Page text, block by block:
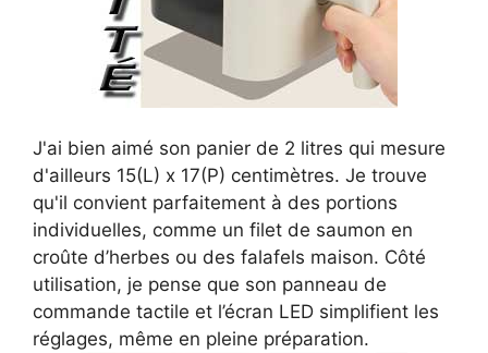
J'ai bien aimé son panier de 2 litres qui mesure
d'ailleurs 15(L) x 17(P) centimètres. Je trouve
qu'il convient parfaitement à des portions
individuelles, comme un filet de saumon en
croûte d’herbes ou des falafels maison. Côté
utilisation, je pense que son panneau de
commande tactile et l’écran LED simplifient les
réglages, même en pleine préparation.